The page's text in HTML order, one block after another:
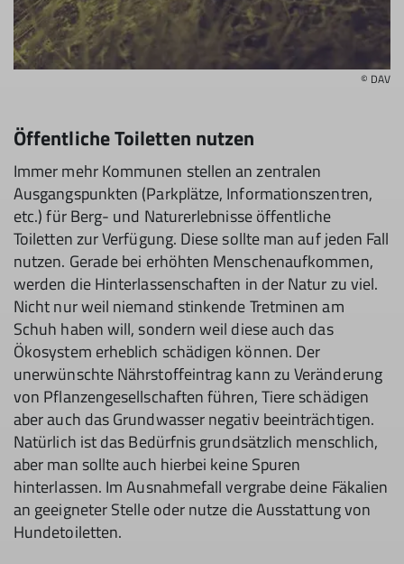
© DAV
Öffentliche Toiletten nutzen
Immer mehr Kommunen stellen an zentralen
Ausgangspunkten (Parkplätze, Informationszentren,
etc.) für Berg- und Naturerlebnisse öffentliche
Toiletten zur Verfügung. Diese sollte man auf jeden Fall
nutzen. Gerade bei erhöhten Menschenaufkommen,
werden die Hinterlassenschaften in der Natur zu viel.
Nicht nur weil niemand stinkende Tretminen am
Schuh haben will, sondern weil diese auch das
Ökosystem erheblich schädigen können. Der
unerwünschte Nährstoffeintrag kann zu Veränderung
von Pflanzengesellschaften führen, Tiere schädigen
aber auch das Grundwasser negativ beeinträchtigen.
Natürlich ist das Bedürfnis grundsätzlich menschlich,
aber man sollte auch hierbei keine Spuren
hinterlassen. Im Ausnahmefall vergrabe deine Fäkalien
an geeigneter Stelle oder nutze die Ausstattung von
Hundetoiletten.